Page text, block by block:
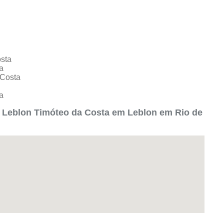
Timóteo da Costa em Leblon em Rio de